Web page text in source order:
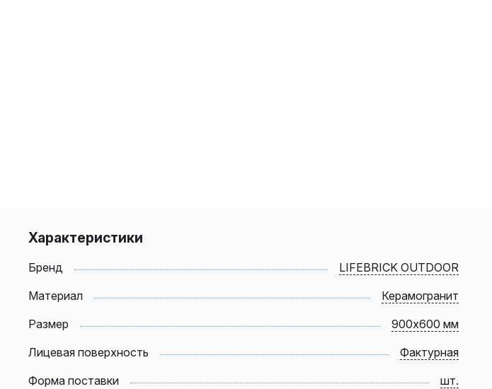
Характеристики
Бренд LIFEBRICK OUTDOOR
Материал
Керамогранит
Размер
900х600 мм
Лицевая поверхность
Фактурная
Форма поставки
шт.